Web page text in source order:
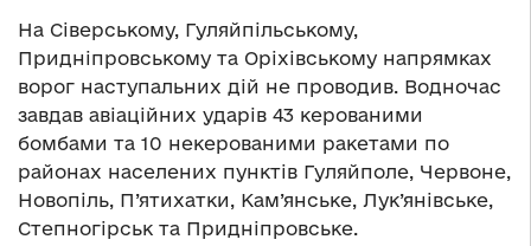
На Сіверському, Гуляйпільському,
Придніпровському та Оріхівському напрямках
ворог наступальних дій не проводив. Водночас
завдав авіаційних ударів 43 керованими
бомбами та 10 некерованими ракетами по
районах населених пунктів Гуляйполе, Червоне,
Новопіль, П’ятихатки, Кам’янське, Лук’янівське,
Степногірськ та Придніпровське.